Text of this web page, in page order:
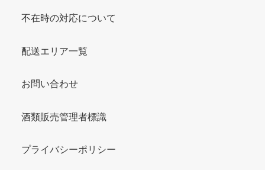
不在時の対応について
配送エリア一覧
お問い合わせ
酒類販売管理者標識
プライバシーポリシー